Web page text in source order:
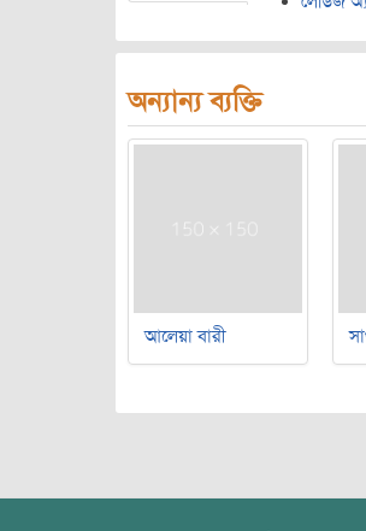
অন্যান্য ব্যক্তি
আলেয়া বারী